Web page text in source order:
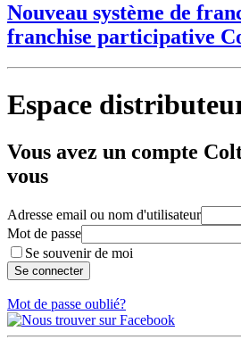
Nouveau système de
franchise participative
Espace
Vous avez un compte
vous
Adresse email ou nom d'utilisateur
Mot de passe
Se souvenir de moi
Mot de passe oublié?